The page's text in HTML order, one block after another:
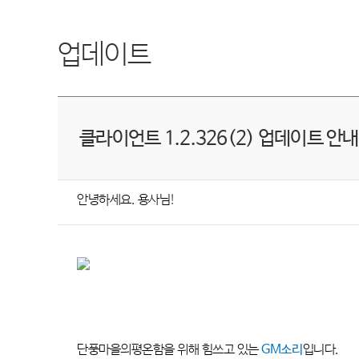
업데이트
클라이언트 1.2.326(2) 업데이트 안내
안녕하세요. 용사님!
단풍마을의평온함을 위해 힘쓰고 있는GM소리 입니다.